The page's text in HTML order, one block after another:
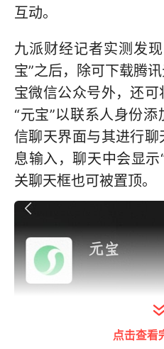
互动。
九派财经记者实测发
宝”之后，除可下载腾
宝微信公众号外，还
“元宝”以联系人身份
信聊天界面与其进行
息输入，聊天中会显示
关聊天框也可被置顶。
点击查看